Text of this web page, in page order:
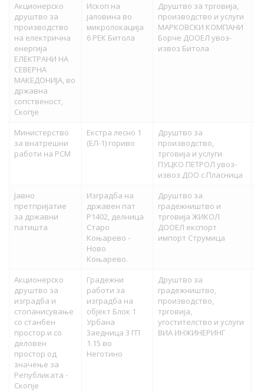
Акционерско
друштво за
производство
на електрична
енергија
ЕЛЕКТРАНИ НА
СЕВЕРНА
МАКЕДОНИЈА, во
државна
сопственост,
Скопје
Ископ на
јаловина во
микролокација
6 РЕК Битола
Друштво за трговија,
производство и услуги
МАРКОВСКИ КОМПАНИ
Борче ДООЕЛ увоз-
извоз Битола
Министерство
за внатрешни
работи на РСМ
Екстра лесно 1
(ЕЛ-1) гориво
Друштво за
производство,
трговија и услуги
ПУЦКО ПЕТРОЛ увоз-
извоз ДОО с.Пласница
Јавно
претпријатие
за државни
патишта
Изградба на
државен пат
Р1402, делница
Старо
Коњарево -
Ново
Коњарево.
Друштво за
градежништво и
трговија ЖИКОЛ
ДООЕЛ експорт
импорт Струмица
Акционерско
друштво за
изградба и
стопанисување
со станбен
простор и со
деловен
простор од
значење за
Републиката -
Скопје
Градежни
работи за
изградба на
објект Блок 1
Урбана
3аедница 3 ГП
1.15 во
Неготино
Друштво за
градежништво,
производство,
трговија,
угостителство и услуги
ВИА ИНЖИНЕРИНГ